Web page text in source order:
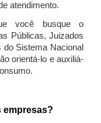
atendimento.
você busque o
Públicas, Juizados
Sistema Nacional
orientá-lo e auxiliá-
empresas?